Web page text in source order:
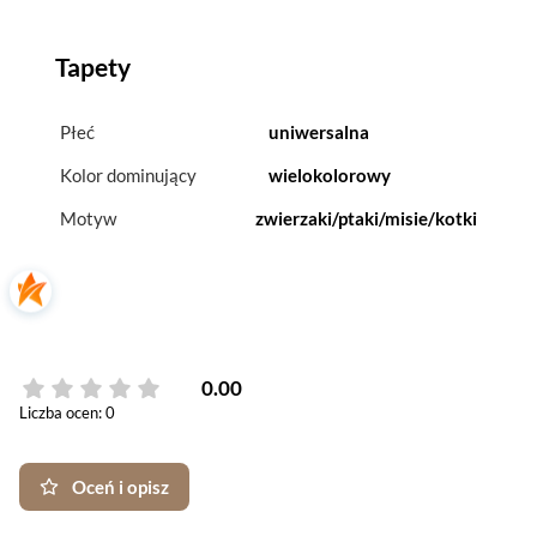
Tapety
Płeć uniwersalna
Motyw zwierzaki/ptaki/misie/kotki
Kolor dominujący wielokolorowy
0.00
Liczba ocen: 0
Oceń i opisz